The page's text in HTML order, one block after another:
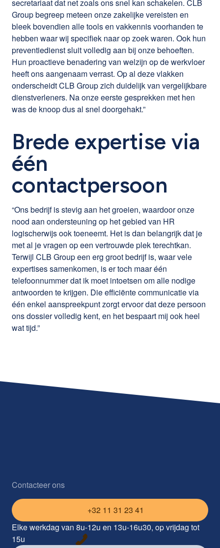
secretariaat dat net zoals ons snel kan schakelen. CLB
Group begreep meteen onze zakelijke vereisten en
bleek bovendien alle tools en vakkennis voorhanden te
hebben waar wij specifiek naar op zoek waren. Ook hun
preventiedienst sluit volledig aan bij onze behoeften.
Hun proactieve benadering van welzijn op de werkvloer
heeft ons aangenaam verrast. Op al deze vlakken
onderscheidt CLB Group zich duidelijk van vergelijkbare
dienstverleners. Na onze eerste gesprekken met hen
was de knoop dus al snel doorgehakt.”
Brede expertise via
één
contactpersoon
“Ons bedrijf is stevig aan het groeien, waardoor onze
nood aan ondersteuning op het gebied van HR
logischerwijs ook toeneemt. Het is dan belangrijk dat je
met al je vragen op een vertrouwde plek terechtkan.
Terwijl CLB Group een erg groot bedrijf is, waar vele
expertises samenkomen, is er toch maar één
telefoonnummer dat ik moet intoetsen om alle nodige
antwoorden te krijgen. Die efficiënte communicatie via
één enkel aanspreekpunt zorgt ervoor dat deze persoon
ons dossier volledig kent, en het bespaart mij ook heel
wat tijd.”
Contacteer ons
+32 11 31 23 41
Elke werkdag van 8u-12u en 13u-16u30, op vrijdag tot
15u